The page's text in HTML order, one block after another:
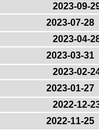
2023-09-
2023-07-28
2023-04-
2023-03-31
2023-02-
2023-01-27
2022-12-
2022-11-25